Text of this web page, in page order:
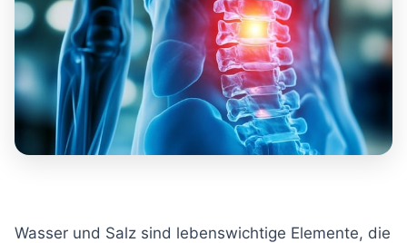
Wasser und Salz sind lebenswichtige Elemente, die